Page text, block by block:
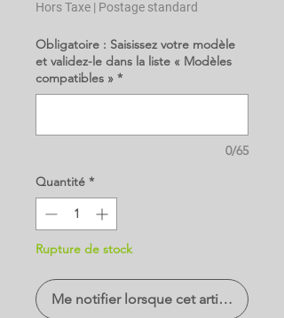
Hors Taxe | Postage standard
Obligatoire : Saisissez votre modèle
et validez-le dans la liste « Modèles
compatibles » *
0/65
Quantité *
Rupture de stock
Me notifier lorsque cet article est